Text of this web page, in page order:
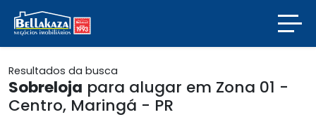
Resultados da busca
Sobreloja para alugar em Zona 01 -
Centro, Maringá - PR